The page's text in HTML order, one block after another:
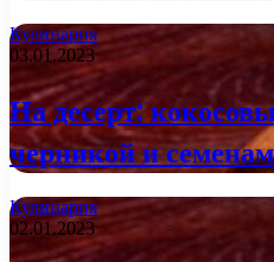
Кулинария
03.01.2023
На десерт:
черникой и
Кулинария
02.01.2023